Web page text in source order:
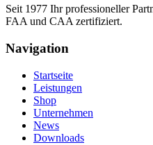
Seit 1977 Ihr professioneller
FAA und CAA zertifiziert.
Navigation
Startseite
Leistungen
Shop
Unternehmen
News
Downloads